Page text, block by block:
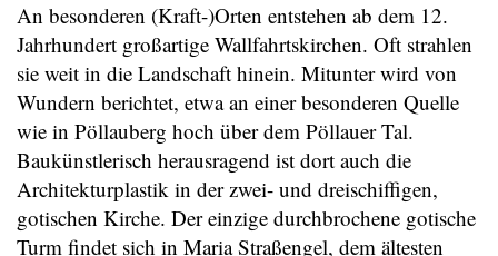
An besonderen (Kraft-)Orten entstehen ab dem 12.
Jahrhundert großartige Wallfahrtskirchen. Oft strahlen
sie weit in die Landschaft hinein. Mitunter wird von
Wundern berichtet, etwa an einer besonderen Quelle
wie in Pöllauberg hoch über dem Pöllauer Tal.
Baukünstlerisch herausragend ist dort auch die
Architekturplastik in der zwei- und dreischiffigen,
gotischen Kirche. Der einzige durchbrochene gotische
Turm findet sich in Maria Straßengel, dem ältesten